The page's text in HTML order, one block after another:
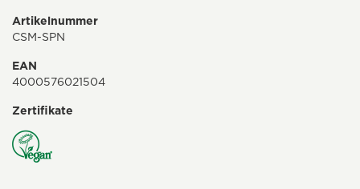
Artikelnummer
CSM-SPN
EAN
4000576021504
Zertifikate